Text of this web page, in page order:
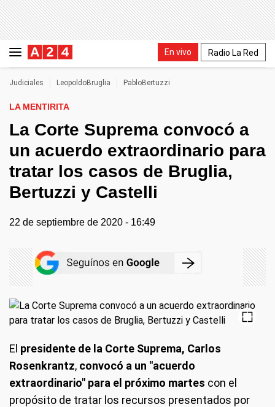
En vivo Radio La Red
Judiciales LeopoldoBruglia PabloBertuzzi
LA MENTIRITA
La Corte Suprema convocó a
un acuerdo extraordinario para
tratar los casos de Bruglia,
Bertuzzi y Castelli
22 de septiembre de 2020 - 16:49
El presidente de la Corte Suprema, Carlos
Rosenkrantz, convocó a un "acuerdo
extraordinario" para el próximo martes con el
propósito de tratar los recursos presentados por